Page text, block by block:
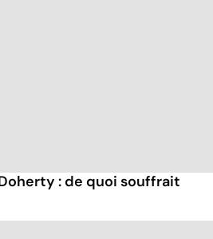
: de quoi souffrait